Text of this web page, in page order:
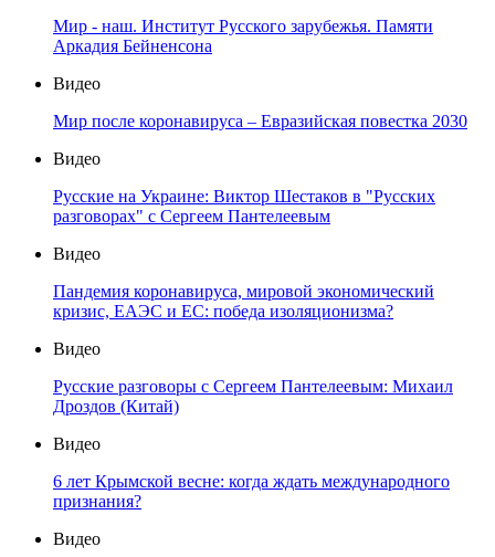
Мир - наш. Институт Русского зарубежья. Памяти
Аркадия Бейненсона
Видео
Мир после коронавируса – Евразийская повестка 2030
Видео
Русские на Украине: Виктор Шестаков в "Русских
разговорах" с Сергеем Пантелеевым
Видео
Пандемия коронавируса, мировой экономический
кризис, ЕАЭС и ЕС: победа изоляционизма?
Видео
Русские разговоры с Сергеем Пантелеевым: Михаил
Дроздов (Китай)
Видео
6 лет Крымской весне: когда ждать международного
признания?
Видео